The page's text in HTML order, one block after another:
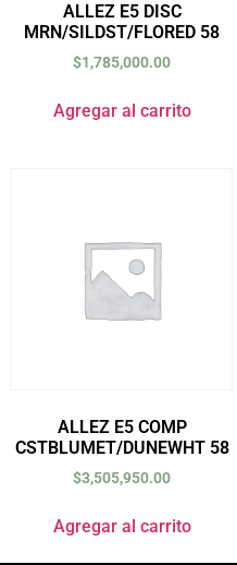
ALLEZ E5 DISC
MRN/SILDST/FLORED 58
$1,785,000.00
Agregar al carrito
ALLEZ E5 COMP
CSTBLUMET/DUNEWHT 58
$3,505,950.00
Agregar al carrito